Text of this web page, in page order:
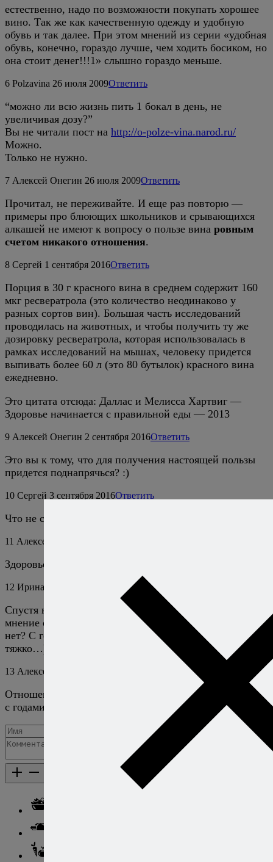
естественно, надо по возможности покупать хорошее
вино. Так же как качественную одежду и удобную
обувь и так далее. При этом мнений из серии «удобная
обувь, конечно, гораздо лучше, чем ходить босиком, но
она стоит денег!!!1» слышно гораздо меньше.
6 Polzavina 26 июля 2009Ответить
“можно ли всю жизнь пить 1 бокал в день, не
увеличивая дозу?”
Вы не читали пост на http://o-polze-vina.narod.ru/
Можно.
Только не нужно.
7 Алексей Онегин 26 июля 2009Ответить
Прочитал, не переживайте. И еще раз повторю —
примеры про блюющих школьников и срывающихся
алкашей не имеют к вопросу о пользе вина ровным
счетом никакого отношения.
8 Сергей 1 сентября 2016Ответить
Порция в 30 г красного вина в среднем содержит 160
мкг ресвератрола (это количество неодинаково у
разных сортов вин). Большая часть исследований
проводилась на животных, и чтобы получить ту же
дозировку ресвератрола, которая использовалась в
рамках исследований на мышах, человеку придется
выпивать более 60 л (это 80 бутылок) красного вина
ежедневно.
Это цитата отсюда: Даллас и Мелисса Хартвиг —
Здоровье начинается с правильной еды — 2013
9 Алексей Онегин 2 сентября 2016Ответить
Это вы к тому, что для получения настоящей пользы
придется поднапрячься? :)
10 Сергей 3 сентября 2016Ответить
Что не сделаешь ради пользы ))
11 Алексей Онегин
Здоровье — превыше всего!
12 Ирина Архипова 9 ноября 2024 Ответить
Спустя несколько лет после выхода этой статьи Ваше
мнение о пользе сухого красного вина поменялось или
нет? С годами выпил пару бокалов и что-то уже
тяжко…)))
13 Алексей Онегин
Отношение к правилу об умеренности в конце статьи
с годами не поменялось. :)
Добавить комментарий
Каталог рецептов